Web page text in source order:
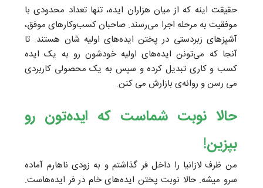
حقیقت اینه که از میان هزاران ایده، تنها تعداد محدودی با
موفقیت به مرحله اجرا می‌رسند. صاحبان کسب‌و‌کارهای موفق،
آشپزهای زبردستی در پختن ایده‌های اولیه شان هستند. تا‌
آنجا که می‌تونن ایده‌های اولیه خودشون رو به یک ایده
کسب و کاری تبدیل کرده و سپس به یک محصولی کاربردی
می رسن و روانه‌ی بازارش می کنن.
حالا نوبت شماست که ایده‌تون رو
بپزین!
من ظرف لازانیا را داخل فر گذاشتم و به زودی ناهارم آماده
سرو میشه. حالا نوبت پختن ایده‌های خام در فر ایده‌هاست.